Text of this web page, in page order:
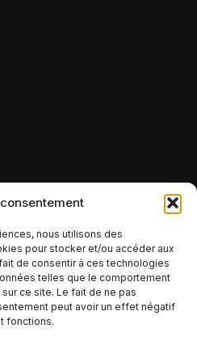
nous utilisons des
pour stocker et/ou accéder aux
de consentir à ces technologies
telles que le comportement
ce site. Le fait de ne pas
peut avoir un effet négatif
fonctions.